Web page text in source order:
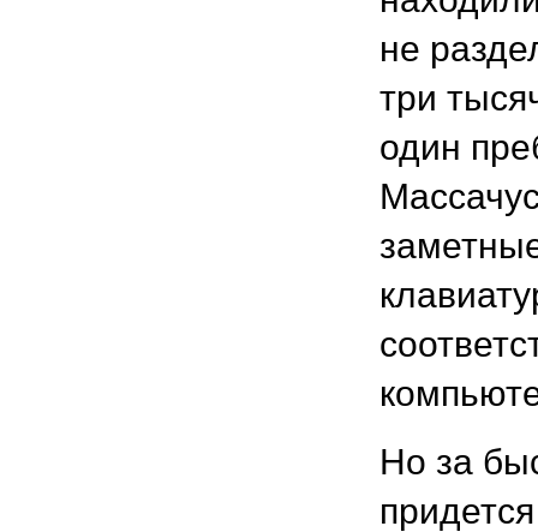
не
три
один
Но за